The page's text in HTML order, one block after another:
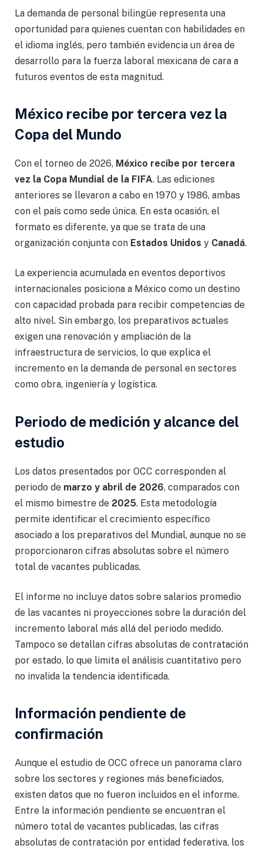
La demanda de personal bilingüe representa una
oportunidad para quienes cuentan con habilidades en
el idioma inglés, pero también evidencia un área de
desarrollo para la fuerza laboral mexicana de cara a
futuros eventos de esta magnitud.
México recibe por tercera vez la
Copa del Mundo
Con el torneo de 2026, México recibe por tercera
vez la Copa Mundial de la FIFA. Las ediciones
anteriores se llevaron a cabo en 1970 y 1986, ambas
con el país como sede única. En esta ocasión, el
formato es diferente, ya que se trata de una
organización conjunta con Estados Unidos y Canadá.
La experiencia acumulada en eventos deportivos
internacionales posiciona a México como un destino
con capacidad probada para recibir competencias de
alto nivel. Sin embargo, los preparativos actuales
exigen una renovación y ampliación de la
infraestructura de servicios, lo que explica el
incremento en la demanda de personal en sectores
como obra, ingeniería y logística.
Periodo de medición y alcance del
estudio
Los datos presentados por OCC corresponden al
periodo de marzo y abril de 2026, comparados con
el mismo bimestre de 2025. Esta metodología
permite identificar el crecimiento específico
asociado a los preparativos del Mundial, aunque no se
proporcionaron cifras absolutas sobre el número
total de vacantes publicadas.
El informe no incluye datos sobre salarios promedio
de las vacantes ni proyecciones sobre la duración del
incremento laboral más allá del periodo medido.
Tampoco se detallan cifras absolutas de contratación
por estado, lo que limita el análisis cuantitativo pero
no invalida la tendencia identificada.
Información pendiente de
confirmación
Aunque el estudio de OCC ofrece un panorama claro
sobre los sectores y regiones más beneficiados,
existen datos que no fueron incluidos en el informe.
Entre la información pendiente se encuentran el
número total de vacantes publicadas, las cifras
absolutas de contratación por entidad federativa, los